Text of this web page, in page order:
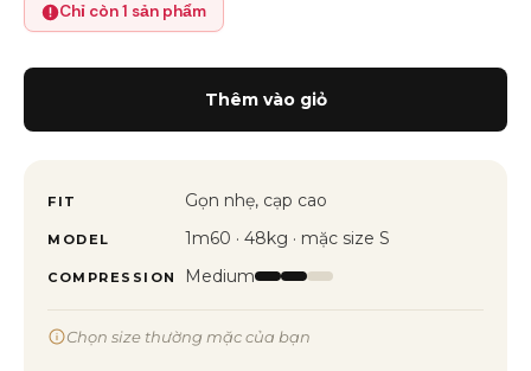
Chỉ còn 1 sản phẩm
Thêm vào giỏ
FIT Gọn nhẹ, cạp cao
MODEL 1m60 · 48kg · mặc size S
COMPRESSION Medium
Chọn size thường mặc của bạn